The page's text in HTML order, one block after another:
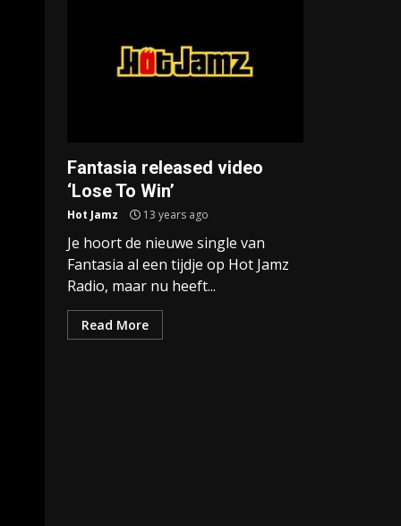
Fantasia released video
‘Lose To Win’
Hot Jamz 13 years ago
Je hoort de nieuwe single van
Fantasia al een tijdje op Hot Jamz
Radio, maar nu heeft...
Read More